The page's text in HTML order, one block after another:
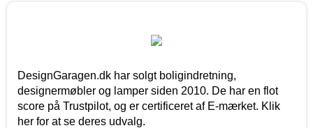
DesignGaragen.dk har solgt boligindretning,
designermøbler og lamper siden 2010. De har en flot
score på Trustpilot, og er certificeret af E-mærket. Klik
her for at se deres udvalg.